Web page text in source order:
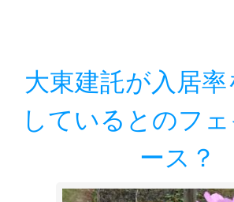
大東建託が入居
しているとのフ
ース？